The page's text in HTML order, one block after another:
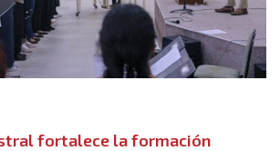
fortalece la formación